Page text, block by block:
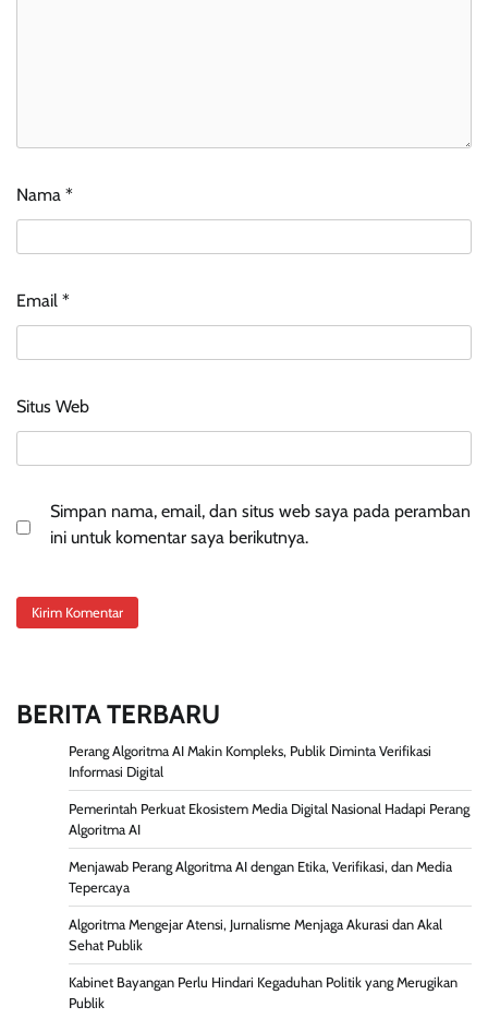
Nama *
Email *
Situs Web
Simpan nama, email, dan situs web saya pada peramban
ini untuk komentar saya berikutnya.
BERITA TERBARU
Perang Algoritma AI Makin Kompleks, Publik Diminta Verifikasi
Informasi Digital
Pemerintah Perkuat Ekosistem Media Digital Nasional Hadapi Perang
Algoritma AI
Menjawab Perang Algoritma AI dengan Etika, Verifikasi, dan Media
Tepercaya
Algoritma Mengejar Atensi, Jurnalisme Menjaga Akurasi dan Akal
Sehat Publik
Kabinet Bayangan Perlu Hindari Kegaduhan Politik yang Merugikan
Publik